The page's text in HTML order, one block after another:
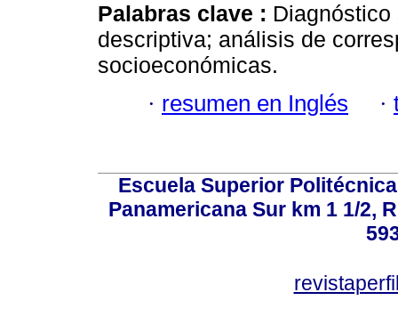
Palabras clave :
descriptiva; análisis de
socioeconómicas.
· resumen en Inglés ·
Escuela Superior
Panamericana Sur km 1 1/2,